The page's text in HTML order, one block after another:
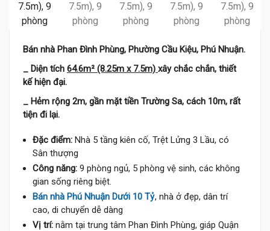
Bán nhà Phan Đình Phùng, Phường Cầu Kiệu, Phú Nhuận.
_ Diện tích 64.6m² (8.25m x 7.5m) xây chắc chắn, thiết
kế hiện đại.
_ Hẻm rộng 2m, gần mặt tiền Trường Sa, cách 10m, rất
tiện đi lại.
Đặc điểm: Nhà 5 tầng kiên cố, Trệt Lửng 3 Lầu, có
Sân thượng
Công năng: 9 phòng ngủ, 5 phòng vệ sinh, các không
gian sống riêng biệt.
Bán nhà Phú Nhuận Dưới 10 Tỷ, nhà ở đẹp, dân trí
cao, di chuyển dễ dàng
Vị trí: nằm tại trung tâm Phan Đình Phùng, giáp Quận